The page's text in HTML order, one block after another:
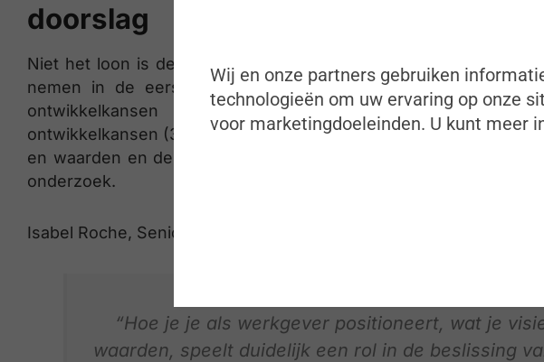
doorslag
Niet het loon is de eerste reden voor werknemers om over het
nemen in de eerste plaats actie wanneer ze het gevoel
ontwikkelkansen en doorgroeimogelijkheden hebben
ontwikkelkansen (37%) en loon (31%) geeft daarnaast ook de
en waarden en de bedrijfscultuur (30%) de doorslag om te
onderzoek.
Isabel Roche, Senior Market Insights Expert Stepstone België:
“Hoe je je als werkgever positioneert, wat je
waarden, speelt duidelijk een rol in de beslissing
Wij en onze partners gebruiken
technologieën om uw ervaring op onze
voor marketingdoeleinden. U kunt meer